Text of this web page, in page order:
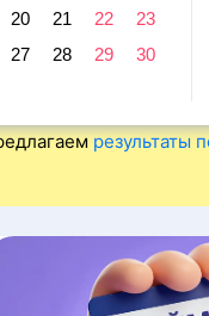
20 21 22
23
27 28 29
30
по местному
результаты